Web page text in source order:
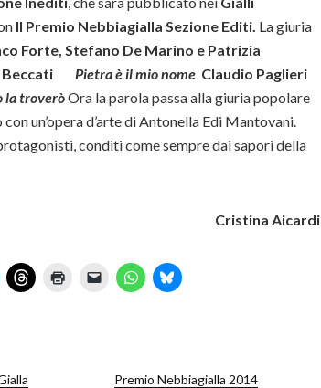
Il Premio Nebbiagialla Sezione Editi. La giuria
Forte, Stefano De Marino e Patrizia
Beccati Pietra è il mio nome Claudio Paglieri
la troveròOra la parola passa alla giuria popolare
un’opera d’arte di Antonella Edi Mantovani.
conditi come sempre dai sapori della
Cristina Aicardi
Premio Nebbiagialla 2014